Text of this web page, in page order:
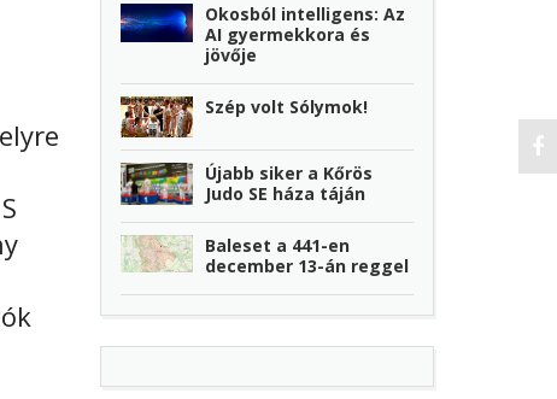
Okosból intelligens: Az
AI gyermekkora és
jövője
Szép volt Sólymok!
Újabb siker a Kőrös
Judo SE háza táján
Baleset a 441-en
december 13-án reggel